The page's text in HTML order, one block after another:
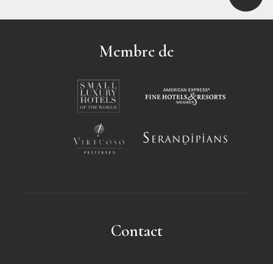
Membre de
Opens in a new tab.
Opens in a new tab.
Contact